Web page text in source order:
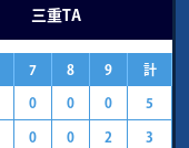
三重TA
7 8 9 計
0 0 0 5
0 0 2 3